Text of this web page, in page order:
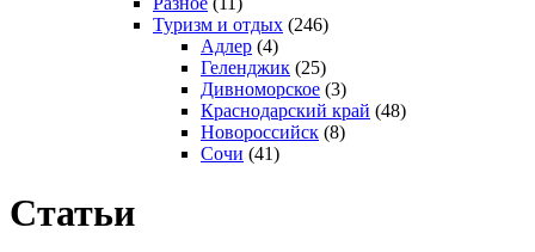
Туризм и отдых (246)
Адлер (4)
Геленджик (25)
Дивноморское (3)
Краснодарский край (48)
Новороссийск (8)
Сочи (41)
Статьи